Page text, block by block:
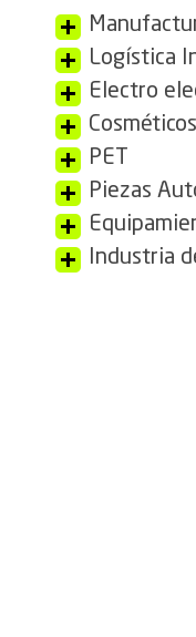
Logística
Electro
PET
Piezas
Industria